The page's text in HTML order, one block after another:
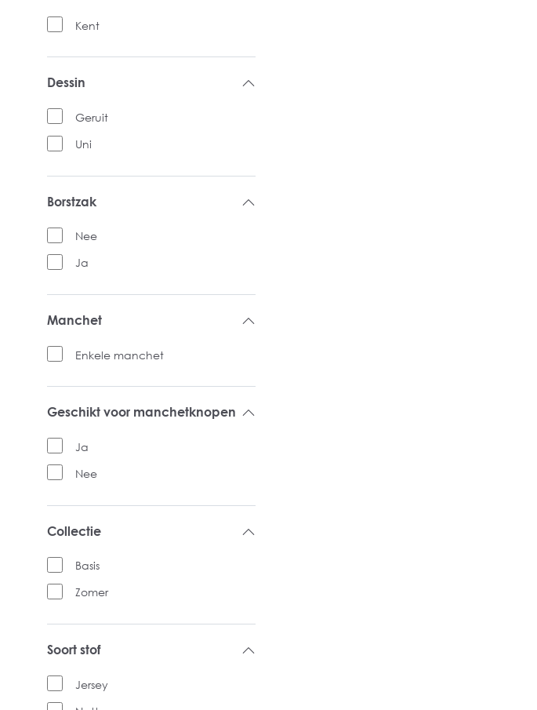
Kent
Dessin
Geruit
Uni
Borstzak
Nee
Ja
Manchet
Enkele manchet
Geschikt voor manchetknopen
Ja
Nee
Collectie
Basis
Zomer
Soort stof
Jersey